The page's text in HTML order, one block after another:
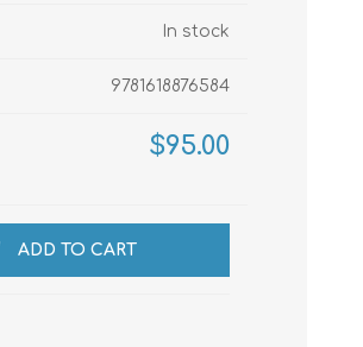
In stock
9781618876584
$95.00
ADD TO CART